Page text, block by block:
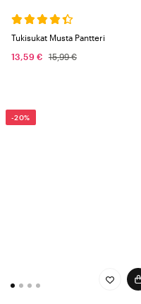
Tukisukat Musta Pantteri
13,59 €
15,99 €
-20%